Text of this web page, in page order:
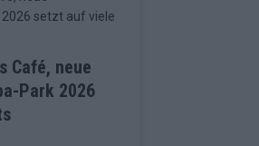
Café, neue
Park 2026